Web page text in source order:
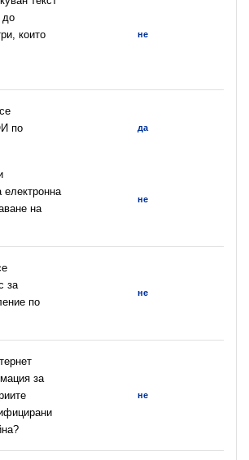
до
които
не
по
да
на
не
за
по
не
за
не